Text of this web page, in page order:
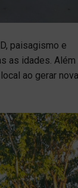
paisagismo e
as idades. Além
ao gerar